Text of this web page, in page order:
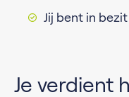
Jij bent in
Je verdient